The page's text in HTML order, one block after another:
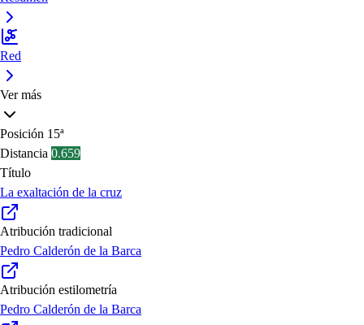
Red
Ver más
Posición 15ª
Distancia 0.659
Título
La exaltación de la cruz
Atribución tradicional
Pedro Calderón de la Barca
Atribución estilometría
Pedro Calderón de la Barca